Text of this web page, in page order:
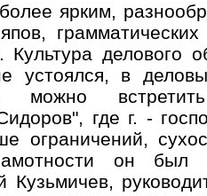
ярким,
Культура делового
устоялся, в
можно
где г. -
ограничений,
он был